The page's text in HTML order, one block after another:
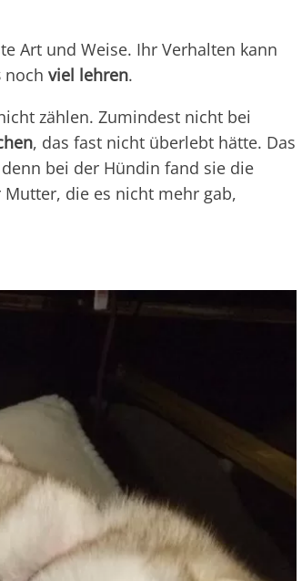
Art und Weise. Ihr Verhalten kann
noch viel lehren.
zählen. Zumindest nicht bei
, das fast nicht überlebt hätte. Das
bei der Hündin fand sie die
die es nicht mehr gab,